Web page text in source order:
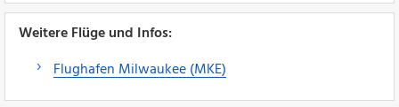
Weitere Flüge und Infos:
Flughafen Milwaukee (MKE)